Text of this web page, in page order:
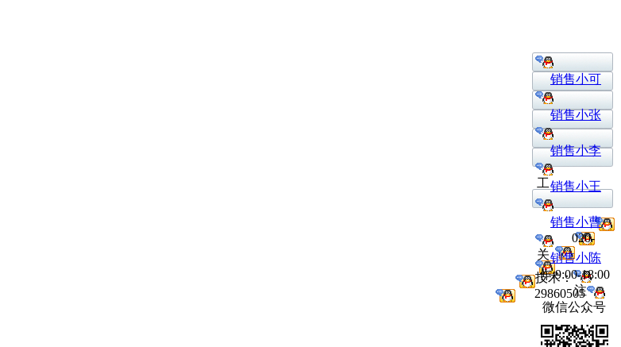
销售小可
销售小张
销售小李
销售小王
销售小曹
销售小陈
工
作:9:00-18:00
技术：
020-
29860505
关
注
微信公众号